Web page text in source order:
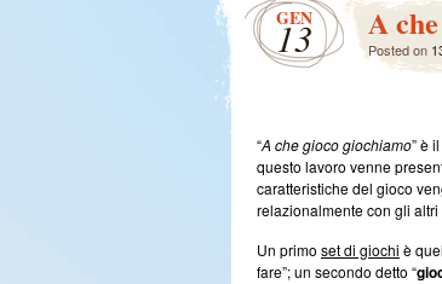
GEN
13 A
Posted on
“A che gioco giochiamo” è
questo lavoro venne
caratteristiche del gioco
relazionalmente con gli
Un primo set di giochi è
fare”; un secondo detto “